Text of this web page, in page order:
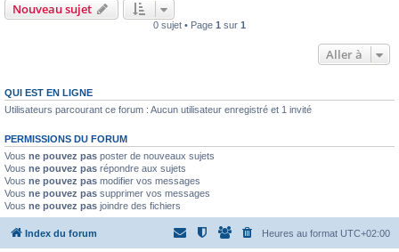
Nouveau sujet
0 sujet • Page 1 sur 1
Aller à
QUI EST EN LIGNE
Utilisateurs parcourant ce forum : Aucun utilisateur enregistré et 1 invité
PERMISSIONS DU FORUM
Vous ne pouvez pas poster de nouveaux sujets
Vous ne pouvez pas répondre aux sujets
Vous ne pouvez pas modifier vos messages
Vous ne pouvez pas supprimer vos messages
Vous ne pouvez pas joindre des fichiers
Index du forum Heures au format UTC+02:00